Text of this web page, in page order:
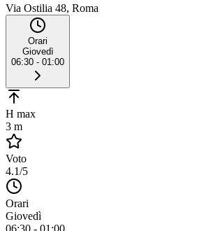
Via Ostilia 48, Roma
Orari
Giovedì
06:30 - 01:00
H max
3 m
Voto
4.1/5
Orari
Giovedì
06:30 - 01:00